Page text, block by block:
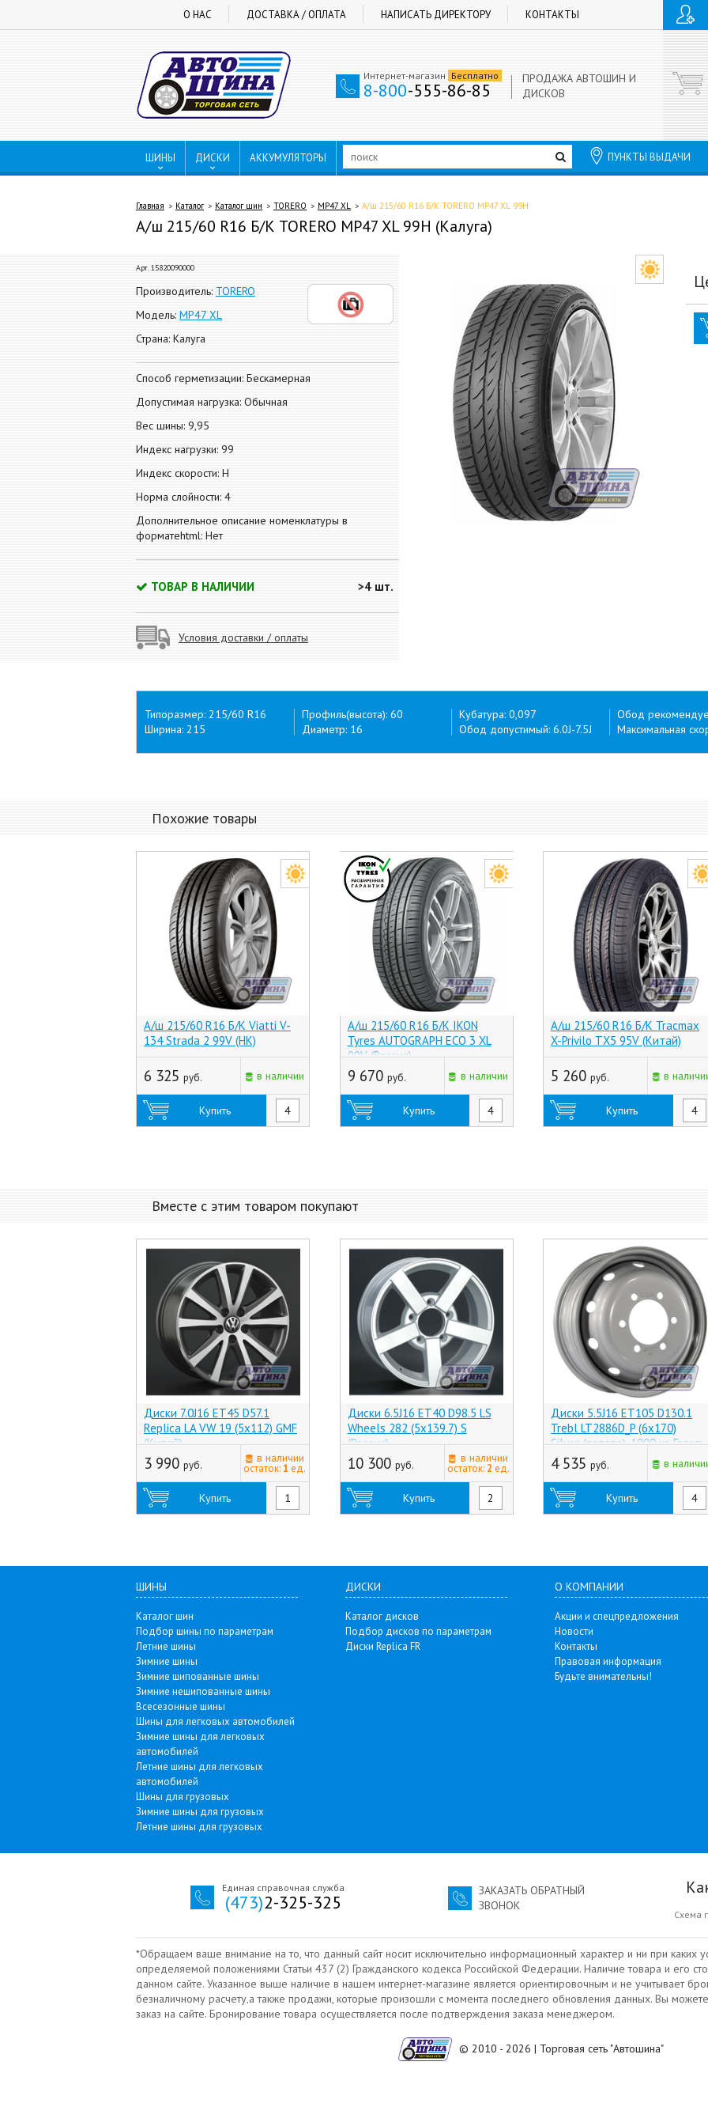
О НАС ДОСТАВКА / ОПЛАТА НАПИСАТЬ ДИРЕКТОРУ КОНТАКТЫ
Интернет-магазин Бесплатно
8-800-555-86-85
ПРОДАЖА АВТОШИН И
ДИСКОВ
ШИНЫ ДИСКИ АККУМУЛЯТОРЫ ПУНКТЫ ВЫДАЧИ
Главная Каталог Каталог шин TORERO MP47 XL А/ш 215/60 R16 Б/К TORERO MP47 XL 99H
А/ш 215/60 R16 Б/К TORERO MP47 XL 99H (Калуга)
Арт. 15820090000
Производитель: TORERO
Модель: MP47 XL
Страна: Калуга
Способ герметизации: Бескамерная
Допустимая нагрузка: Обычная
Вес шины: 9,95
Индекс нагрузки: 99
Индекс скорости: H
Норма слойности: 4
Дополнительное описание номенклатуры в
форматеhtml: Нет
ТОВАР В НАЛИЧИИ >4 шт.
Условия доставки / оплаты
Типоразмер: 215/60 R16
Ширина: 215
Профиль(высота): 60
Диаметр: 16
Кубатура: 0,097
Обод допустимый: 6.0J-7.5J
Обод
Максимальная
Похожие товары
А/ш 215/60 R16 Б/К Viatti V-
134 Strada 2 99V (НК)
6 325 руб. в наличии
Купить
А/ш 215/60 R16 Б/К IKON
Tyres AUTOGRAPH ECO 3 XL
99V (Россия)
9 670 руб. в наличии
Купить
А/ш 215/60 R16 Б/К Tracmax
X-Privilo TX5 95V (Китай)
5 260 руб. в
Купить
Вместе с этим товаром покупают
Диски 7.0J16 ET45 D57.1
Replica LA VW 19 (5x112) GMF
(Китай)
3 990 руб.
в наличии
остаток:1 ед.
Купить
Диски 6.5J16 ET40 D98.5 LS
Wheels 282 (5x139.7) S
(Россия)
10 300 руб.
в наличии
остаток: 2 ед.
Купить
Диски 5.5J16 ET105 D130.1
Trebl LT2886D_P (6x170)
Silver, (палета), 1000 кг, Газель
(Россия)
4 535 руб. в
Купить
ШИНЫ
Каталог шин
Подбор шины по параметрам
Летние шины
Зимние шины
Зимние шипованные шины
Зимние нешипованные шины
Всесезонные шины
Шины для легковых автомобилей
Зимние шины для легковых
автомобилей
Летние шины для легковых
автомобилей
Шины для грузовых
Зимние шины для грузовых
Летние шины для грузовых
ДИСКИ
Каталог дисков
Подбор дисков по параметрам
Диски Replica FR
О КОМПАНИИ
Акции и спецпредложения
Новости
Контакты
Правовая информация
Будьте внимательны!
Единая справочная служба
(473)2-325-325
ЗАКАЗАТЬ ОБРАТНЫЙ
ЗВОНОК
Схема
*Обращаем ваше внимание на то, что данный сайт носит исключительно информационный характер и ни при каких
определяемой положениями Статьи 437 (2) Гражданского кодекса Российской Федерации. Наличие товара и его
данном сайте. Указанное выше наличие в нашем интернет-магазине является ориентировочным и не учитывает
безналичному расчету‚а также продажи, которые произошли с момента последнего обновления данных. Вы
заказ на сайте. Бронирование товара осуществляется после подтверждения заказа менеджером.
© 2010 - 2026 | Торговая сеть "Автошина"